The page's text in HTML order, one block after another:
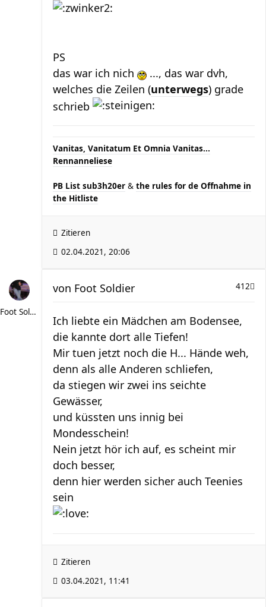
PS
das war ich nich
..., das war dvh,
welches die Zeilen (unterwegs) grade
schrieb
Vanitas, Vanitatum Et Omnia Vanitas...
Rennanneliese
PB List sub3h20er & the rules for de Offnahme in
the Hitliste
Zitieren
02.04.2021, 20:06
Foot Soldier
412
von Foot Soldier
Ich liebte ein Mädchen am Bodensee,
die kannte dort alle Tiefen!
Mir tuen jetzt noch die H... Hände weh,
denn als alle Anderen schliefen,
da stiegen wir zwei ins seichte
Gewässer,
und küssten uns innig bei
Mondesschein!
Nein jetzt hör ich auf, es scheint mir
doch besser,
denn hier werden sicher auch Teenies
sein
Zitieren
03.04.2021, 11:41